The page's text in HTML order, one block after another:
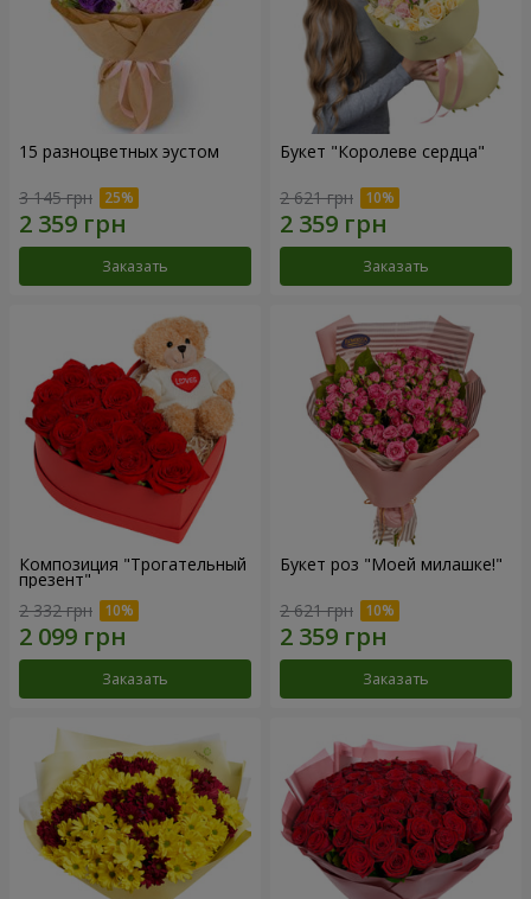
15 разноцветных эустом
3 145 грн
Заказать
Букет "Королеве сердца"
2 621 грн
Заказать
Композиция "Трогательный
презент"
2 332 грн
Заказать
Букет роз "Моей милашке!"
2 621 грн
Заказать